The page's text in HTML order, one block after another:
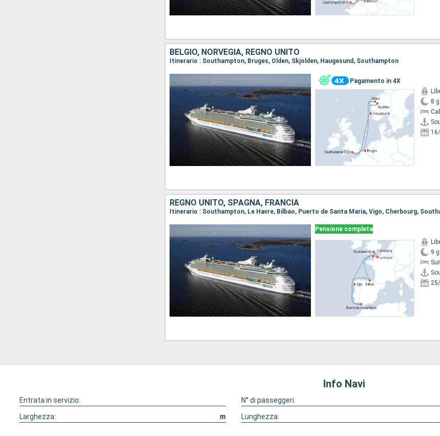
BELGIO, NORVEGIA, REGNO UNITO
Itinerario : Southampton, Bruges, Olden, Skjolden, Haugesund, Southampton
Pagamento in 4X
8 g
REGNO UNITO, SPAGNA, FRANCIA
Itinerario : Southampton, Le Havre, Bilbao, Puerto de Santa Maria, Vigo, Cherbourg,
Pensione completa
9 g
Info Navi
Entrata in servizio: N° di passeggeri:
Larghezza:
m Lunghezza: